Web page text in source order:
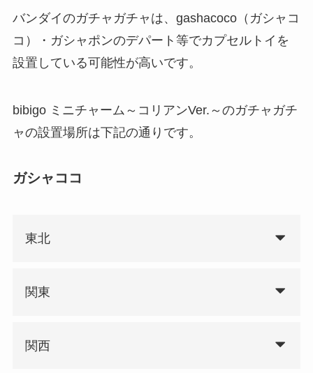
バンダイのガチャガチャは、gashacoco（ガシャコ
コ）・ガシャポンのデパート等でカプセルトイを
設置している可能性が高いです。
bibigo ミニチャーム～コリアンVer.～のガチャガチ
ャの設置場所は下記の通りです。
ガシャココ
東北
関東
関西